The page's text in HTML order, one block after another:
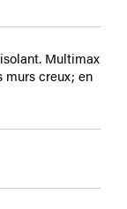
Multimax
murs creux; en